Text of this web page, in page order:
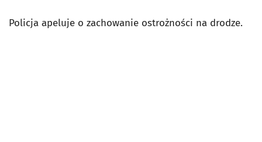
Policja apeluje o zachowanie ostrożności na drodze.